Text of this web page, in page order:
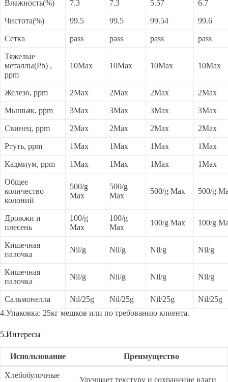
Влажность(%) 7.3 7.3 5.57 6.7
Чистота(%) 99.5 99.5 99.54 99.6
Сетка pass pass pass pass
Тяжелые
металлы(Pb) ,
ppm
10Max 10Max 10Max 10Max
Железо, ppm 2Max 2Max 2Max 2Max
Мышьяк, ppm 3Max 3Max 3Max 3Max
Свинец, ppm 2Max 2Max 2Max 2Max
Ртуть, ppm 1Max 1Max 1Max 1Max
Кадмиум, ppm 1Max 1Max 1Max 1Max
Общее
количество
колоний
500/g
Max
500/g
Max
500/g Max 500/g
Дрожжи и
плесень
100/g
Max
100/g
Max
100/g Max 100/g
Кишечная
палочка
Nil/g Nil/g Nil/g Nil/g
Кишечная
палочка
Nil/g Nil/g Nil/g Nil/g
Сальмонелла Nil/25g Nil/25g Nil/25g
Nil/25g
4.Упаковка: 25кг мешков или по требованию клиента.
5.Интересы
Использование Преимущество
Хлебобулочные
Улучшает текстуру и сохранение влаги